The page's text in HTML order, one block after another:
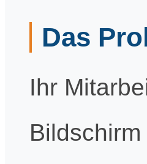
Das
Ihr